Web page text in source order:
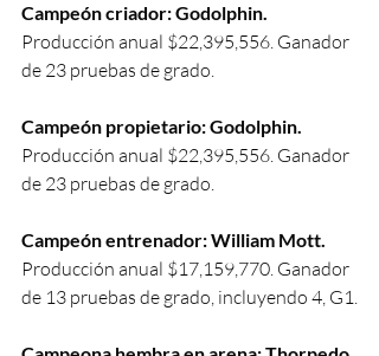
Campeón criador: Godolphin.
Producción anual $22,395,556. Ganador
de 23 pruebas de grado.
Campeón propietario: Godolphin.
Producción anual $22,395,556. Ganador
de 23 pruebas de grado.
Campeón entrenador: William Mott.
Producción anual $17,159,770. Ganador
de 13 pruebas de grado, incluyendo 4, G1.